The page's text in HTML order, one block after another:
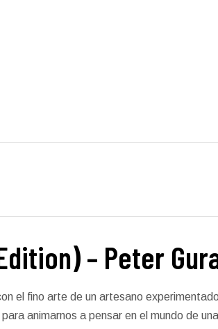
– Peter
el fino arte de un artesano
animarnos a pensar en el mundo de